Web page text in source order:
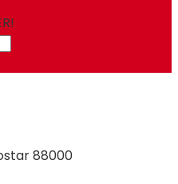
88000